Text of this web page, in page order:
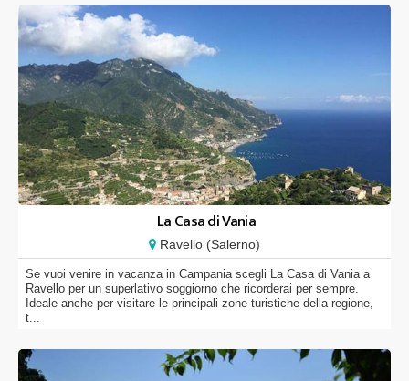
La Casa di Vania
Ravello (Salerno)
Se vuoi venire in vacanza in Campania scegli La Casa di Vania a
Ravello per un superlativo soggiorno che ricorderai per sempre.
Ideale anche per visitare le principali zone turistiche della regione,
t...